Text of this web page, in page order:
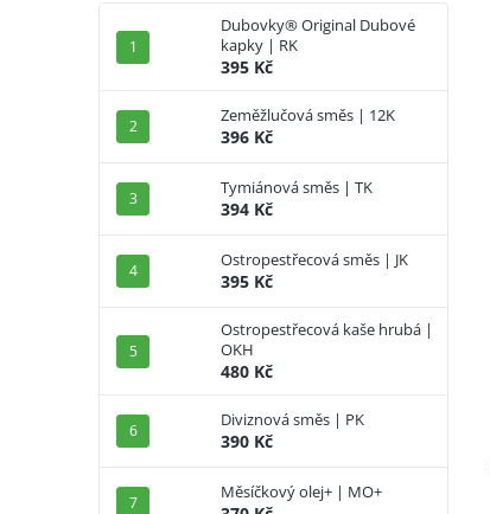
Dubovky® Original Dubové
kapky | RK
395 Kč
Zeměžlučová směs | 12K
396 Kč
Tymiánová směs | TK
394 Kč
Ostropestřecová směs | JK
395 Kč
Ostropestřecová kaše hrubá |
OKH
480 Kč
Diviznová směs | PK
390 Kč
Měsíčkový olej+ | MO+